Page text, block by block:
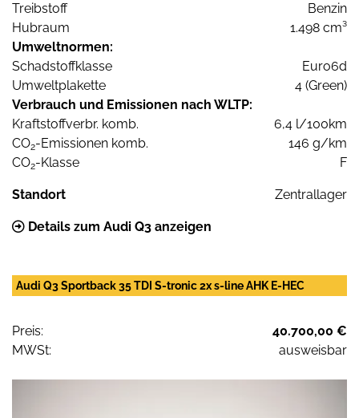
Treibstoff
Benzin
Hubraum
1.498 cm³
Umweltnormen:
Schadstoffklasse
Euro6d
Umweltplakette
4 (Green)
Verbrauch und Emissionen nach WLTP:
Kraftstoffverbr. komb.
6,4 l/100km
CO2-Emissionen komb.
146 g/km
CO2-Klasse F
Standort Zentrallager
Details zum Audi Q3 anzeigen
Audi Q3 Sportback 35 TDI S-tronic 2x s-line AHK E-HEC
Preis:
40.700,00 €
MWSt:
ausweisbar